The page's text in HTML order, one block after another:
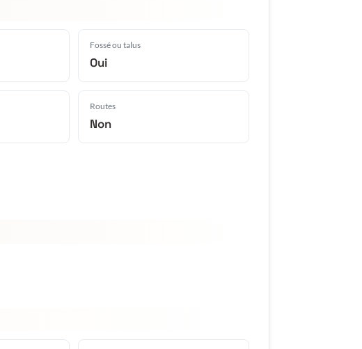
Fossé ou talus
Oui
Routes
Non